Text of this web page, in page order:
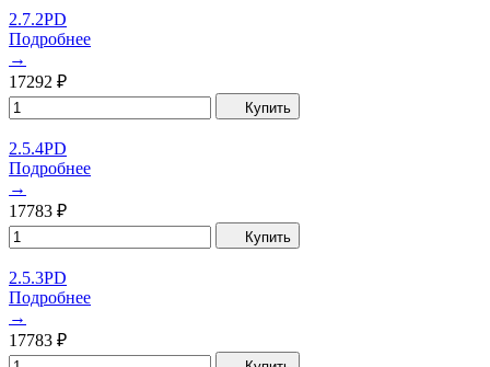
2.7.2PD
Подробнее
→
17292 ₽
Купить
2.5.4PD
Подробнее
→
17783 ₽
Купить
2.5.3PD
Подробнее
→
17783 ₽